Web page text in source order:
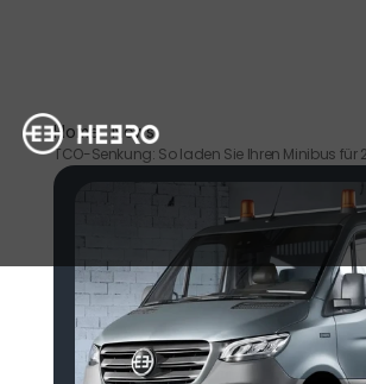
Home News
TCO-Senkung: So laden Sie Ihren Minibus